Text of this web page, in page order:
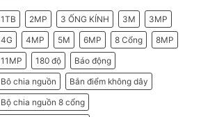
2026
Do
Doanh
Nghiệp
Nên
Chọn
Máy
Chấm
Công
Hikvision
1TB 2MP 3 ỐNG KÍNH 3M
3MP
4G
4MP 5M 6MP 8 Cổng
8MP
11MP
180 độ
Báo động
Bô chia nguồn
Bắn điểm không dây
Bộ chia nguồn 8 cổng